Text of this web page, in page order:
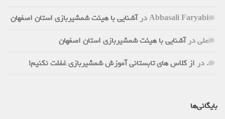
Abbasali Faryabiدرآشنایی با هیئت شمشیربازی استان اصفهان
علیدرآشنایی با هیئت شمشیربازی استان اصفهان
.دراز کلاس های تابستانی آموزش شمشیربازی غفلت نکنیم!
بایگانی‌ها